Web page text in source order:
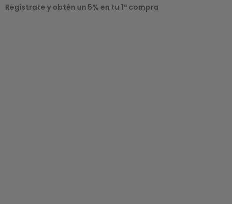
Regístrate y obtén un 5% en tu 1ª compra